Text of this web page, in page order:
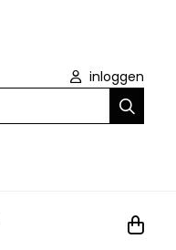
inloggen